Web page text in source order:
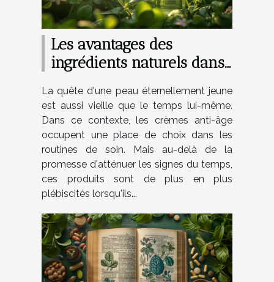
Les avantages des
ingrédients naturels dans
La quête d'une peau éternellement jeune
est aussi vieille que le temps lui-même.
Dans ce contexte, les crèmes anti-âge
occupent une place de choix dans les
routines de soin. Mais au-delà de la
promesse d'atténuer les signes du temps,
ces produits sont de plus en plus
plébiscités lorsqu'ils...